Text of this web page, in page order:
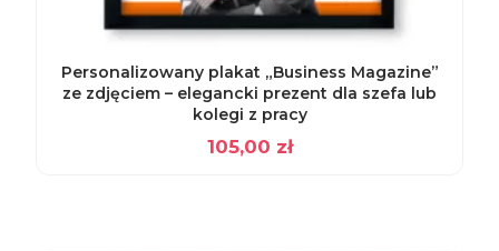
Personalizowany plakat „Business Magazine”
ze zdjęciem – elegancki prezent dla szefa lub
kolegi z pracy
105,00 zł